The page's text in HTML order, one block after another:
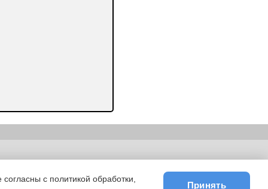
|E-mail
с политикой обработки,
Принять